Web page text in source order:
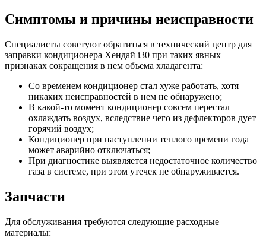
Симптомы и причины неисправности
Специалисты советуют обратиться в технический центр для
заправки кондиционера Хендай i30 при таких явных
признаках сокращения в нем объема хладагента:
Со временем кондиционер стал хуже работать, хотя
никаких неисправностей в нем не обнаружено;
В какой-то момент кондиционер совсем перестал
охлаждать воздух, вследствие чего из дефлекторов дует
горячий воздух;
Кондиционер при наступлении теплого времени года
может аварийно отключаться;
При диагностике выявляется недостаточное количество
газа в системе, при этом утечек не обнаруживается.
Запчасти
Для обслуживания требуются следующие расходные
материалы: